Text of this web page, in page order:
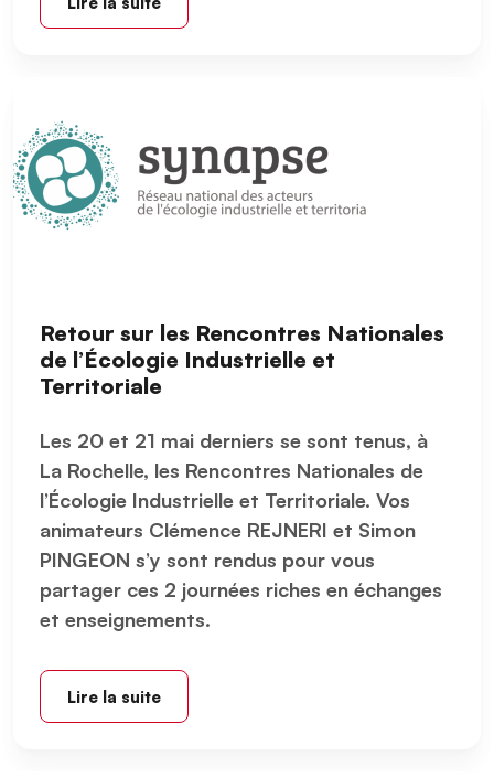
Retour sur les Rencontres Nationales
de l’Écologie Industrielle et
Territoriale
Les 20 et 21 mai derniers se sont tenus, à
La Rochelle, les Rencontres Nationales de
l’Écologie Industrielle et Territoriale. Vos
animateurs Clémence REJNERI et Simon
PINGEON s’y sont rendus pour vous
partager ces 2 journées riches en échanges
et enseignements.
Lire la suite